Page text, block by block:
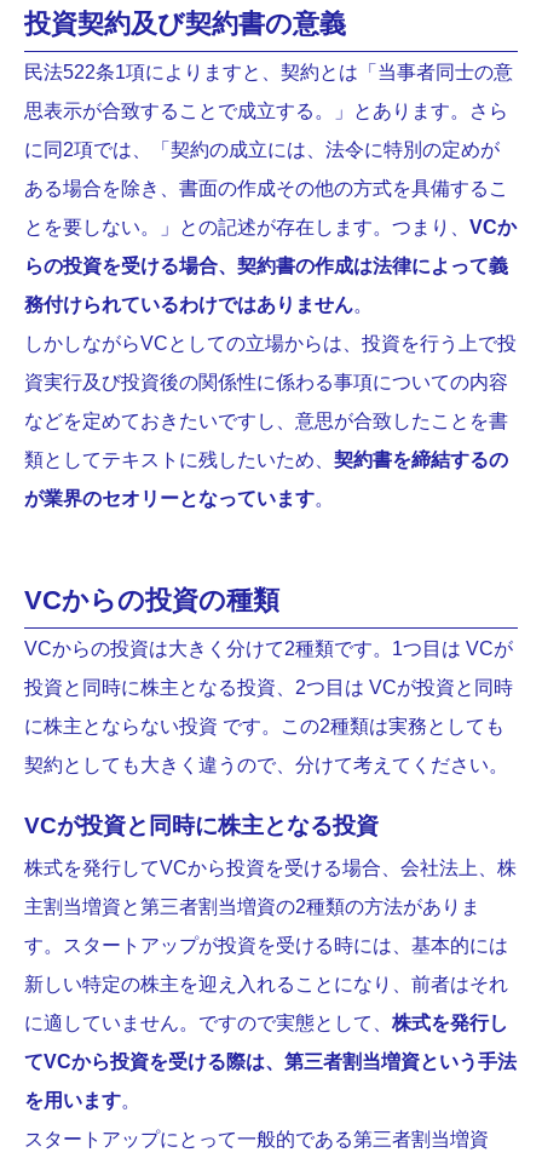
投資契約及び契約書の意義
民法522条1項によりますと、契約とは「当事者同士の意
思表示が合致することで成立する。」とあります。さら
に同2項では、「契約の成立には、法令に特別の定めが
ある場合を除き、書面の作成その他の方式を具備するこ
とを要しない。」との記述が存在します。つまり、 VCか
らの投資を受ける場合、契約書の作成は法律によって義
務付けられているわけではありません
しかしながらVCとしての立場からは、投資を行う上で投
資実行及び投資後の関係性に係わる事項についての内容
などを定めておきたいですし、意思が合致したことを書
類としてテキストに残したいため、 契約書を締結するの
が業界のセオリーとなっています
VCからの投資の種類
VCからの投資は大きく分けて2種類です。1つ目は VCが
投資と同時に株主となる投資、2つ目は VCが投資と同時
に株主とならない投資 です。この2種類は実務としても
契約としても大きく違うので、分けて考えてください。
VCが投資と同時に株主となる投資
株式を発行してVCから投資を受ける場合、会社法上、株
主割当増資と第三者割当増資の2種類の方法がありま
す。スタートアップが投資を受ける時には、基本的には
新しい特定の株主を迎え入れることになり、前者はそれ
に適していません。ですので実態として、 株式を発行し
てVCから投資を受ける際は、第三者割当増資という手法
を用います
スタートアップにとって一般的である第三者割当増資